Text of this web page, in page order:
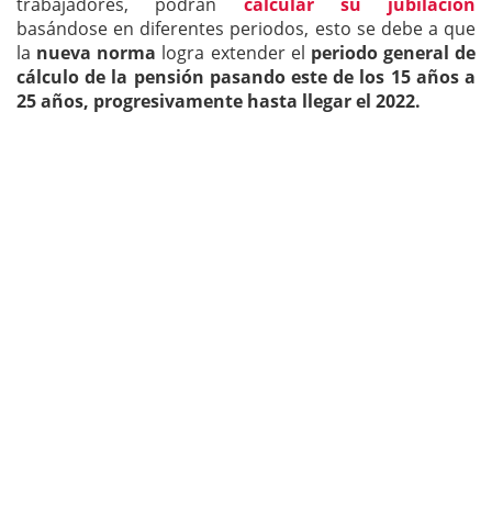
basándose en diferentes periodos, esto se debe a que
la nueva norma logra extender el periodo general de
cálculo de la pensión pasando este de los 15 años a
25 años, progresivamente hasta llegar el 2022.